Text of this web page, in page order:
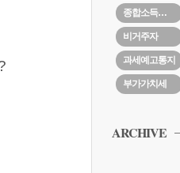
종합소득세경정청구
비거주자
과세예고통지
부가가치세
ARCHIVE